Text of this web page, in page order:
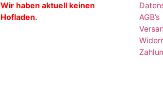
Wir haben aktuell keinen
Hofladen.
AGB’s